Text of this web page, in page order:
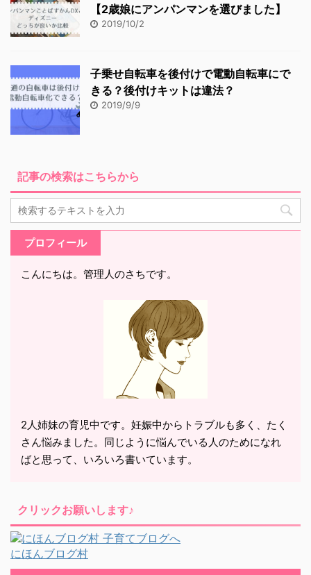
【2歳娘にアンパンマンを選びました】
2019/10/2
子乗せ自転車を後付けで電動自転車にで
きる？後付けキットは違法？
2019/9/9
記事の検索はこちらから
プロフィール
こんにちは。管理人のさちです。
2人姉妹の育児中です。妊娠中からトラブルも多く、たく
さん悩みました。同じように悩んでいる人のためになれ
ばと思って、いろいろ書いています。
クリックお願いします♪
にほんブログ村